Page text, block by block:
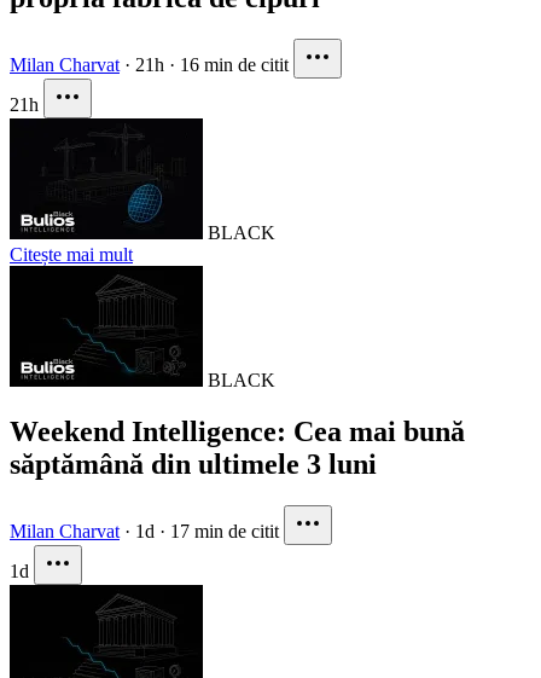
Milan Charvat · 21h · 16 min de citit
21h
BLACK
Citește mai mult
BLACK
Weekend Intelligence: Cea mai bună
săptămână din ultimele 3 luni
Milan Charvat · 1d · 17 min de citit
1d